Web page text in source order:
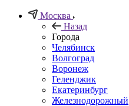
Москва
Назад
Города
Челябинск
Волгоград
Воронеж
Геленджик
Екатеринбург
Железнодорожный